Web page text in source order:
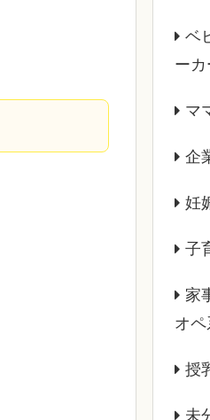
ベ
ーカ
マ
企
妊
家
オペ
授
未